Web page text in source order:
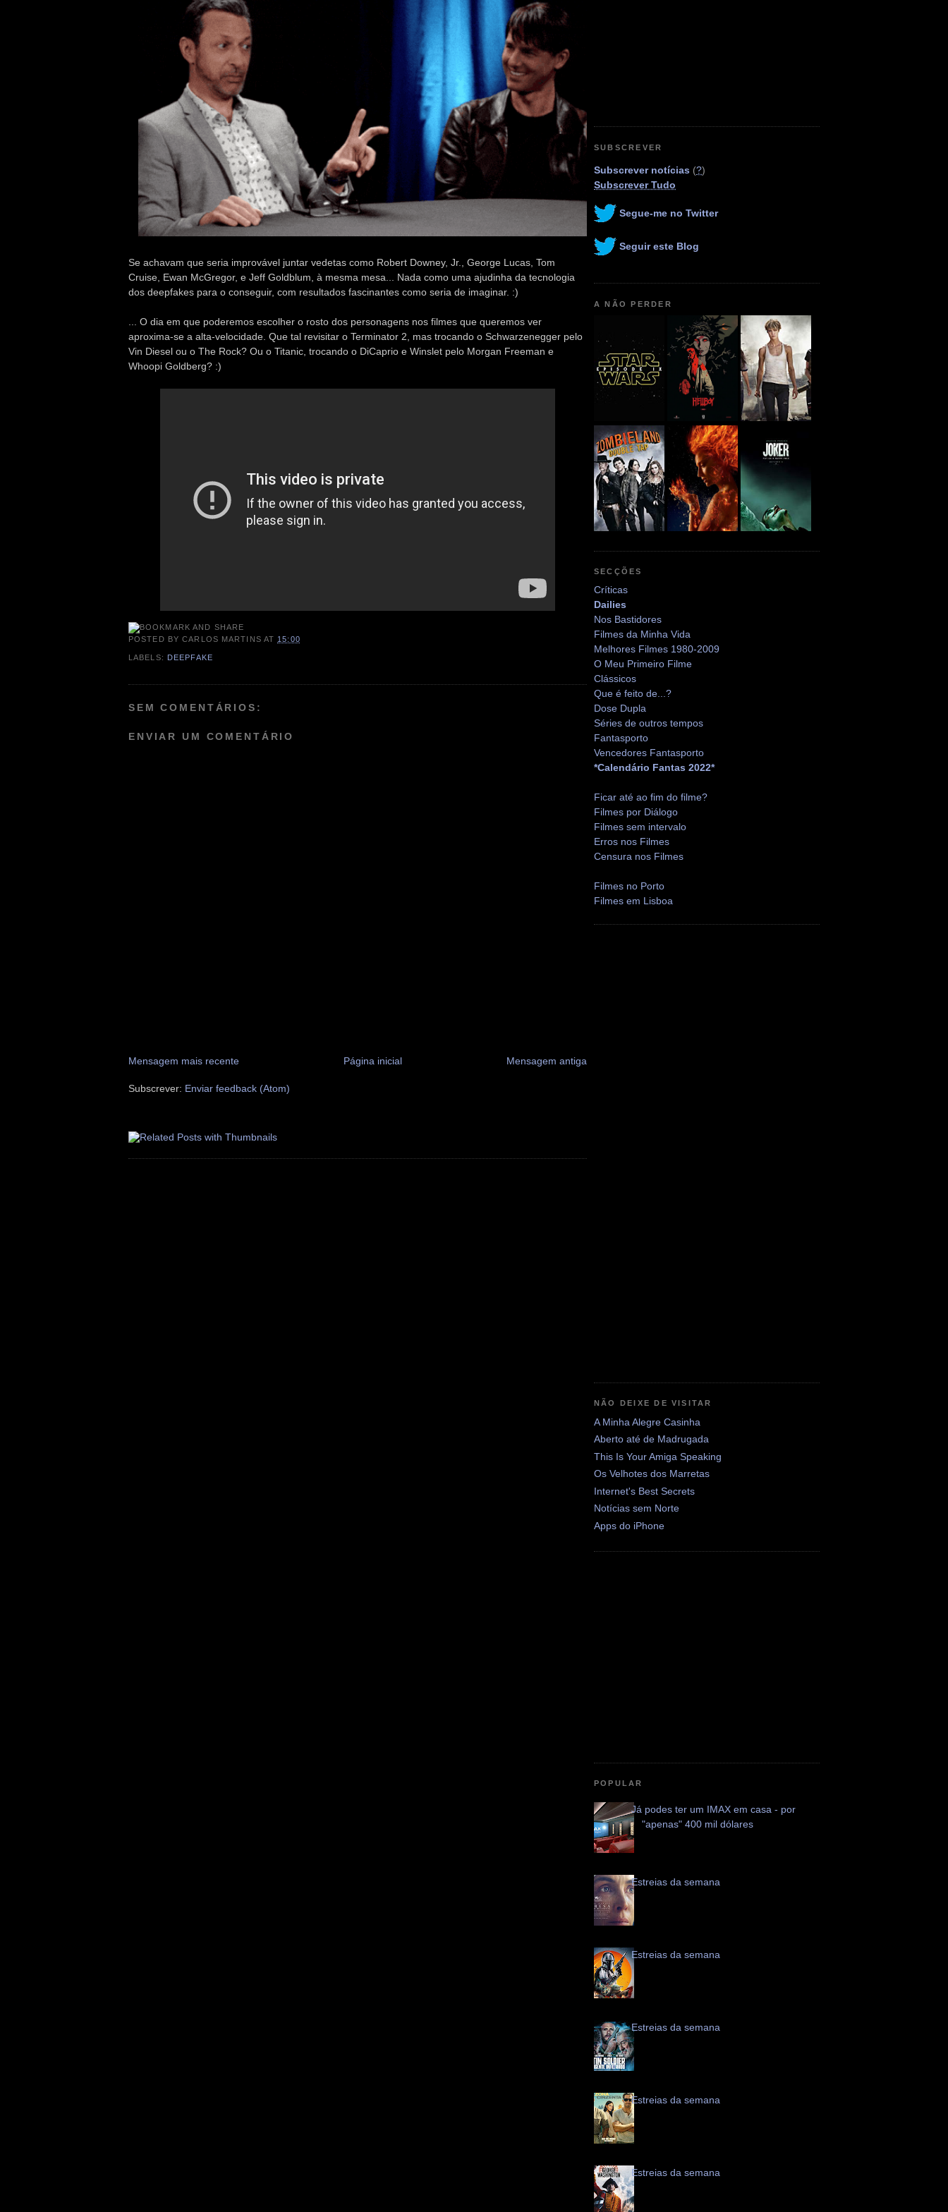
Se achavam que seria improvável juntar vedetas como Robert Downey, Jr., George Lucas, Tom
Cruise, Ewan McGregor, e Jeff Goldblum, à mesma mesa... Nada como uma ajudinha da tecnologia
dos deepfakes para o conseguir, com resultados fascinantes como seria de imaginar. :)
... O dia em que poderemos escolher o rosto dos personagens nos filmes que queremos ver
aproxima-se a alta-velocidade. Que tal revisitar o Terminator 2, mas trocando o Schwarzenegger pelo
Vin Diesel ou o The Rock? Ou o Titanic, trocando o DiCaprio e Winslet pelo Morgan Freeman e
Whoopi Goldberg? :)
POSTED BYCARLOS MARTINS AT 15:00
LABELS: DEEPFAKE
SEM COMENTÁRIOS:
ENVIAR UM COMENTÁRIO
Mensagem mais recente Mensagem antiga
Página inicial
Subscrever: Enviar feedback (Atom)
SUBSCREVER
Subscrever notícias (?)
Subscrever Tudo
Segue-me no Twitter
Seguir este Blog
A NÃO PERDER
SECÇÕES
Críticas
Dailies
Nos Bastidores
Filmes da Minha Vida
Melhores Filmes 1980-2009
O Meu Primeiro Filme
Clássicos
Que é feito de...?
Dose Dupla
Séries de outros tempos
Fantasporto
Vencedores Fantasporto
*Calendário Fantas 2022*
Ficar até ao fim do filme?
Filmes por Diálogo
Filmes sem intervalo
Erros nos Filmes
Censura nos Filmes
Filmes no Porto
Filmes em Lisboa
NÃO DEIXE DE VISITAR
A Minha Alegre Casinha
Aberto até de Madrugada
This Is Your Amiga Speaking
Os Velhotes dos Marretas
Internet's Best Secrets
Notícias sem Norte
Apps do iPhone
POPULAR
Já podes ter um IMAX em casa - por
"apenas" 400 mil dólares
Estreias da semana
Estreias da semana
Estreias da semana
Estreias da semana
Estreias da semana